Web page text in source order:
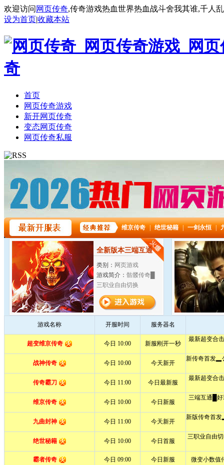
欢迎访问 网页传奇,传奇游戏热血世界热血战斗舍我其谁,千人
设为首页|收藏本站
首页
网页传奇游戏
新开网页传奇
变态网页传奇
网页传奇私服